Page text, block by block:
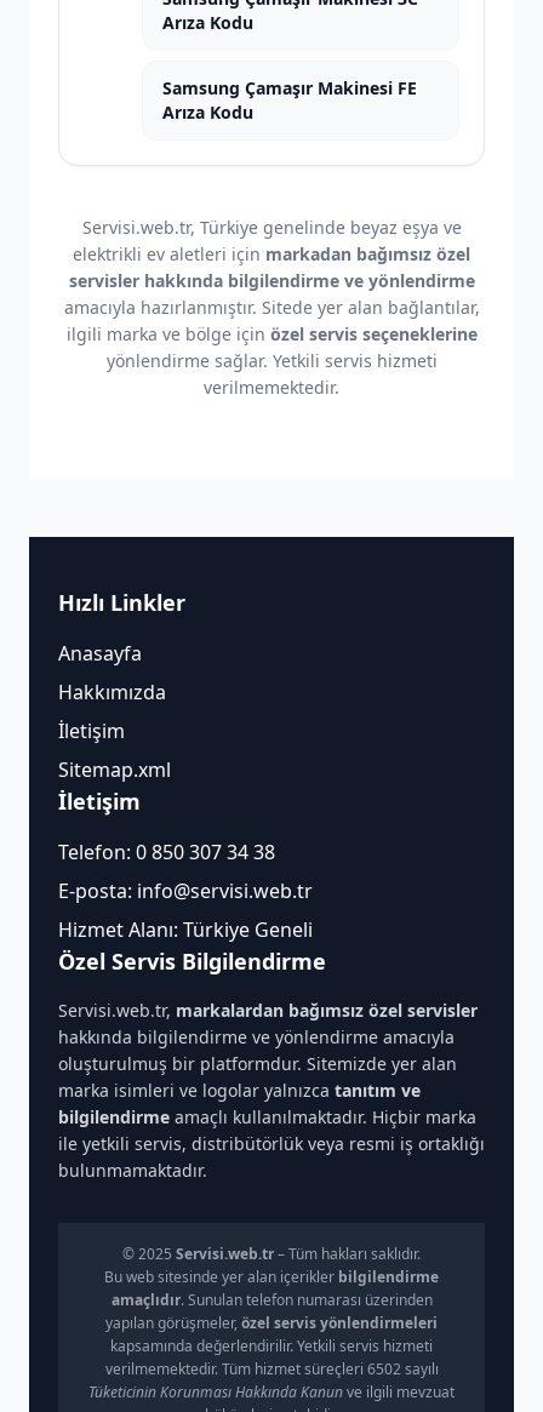
Arıza Kodu
Samsung Çamaşır Makinesi FE
Arıza Kodu
Servisi.web.tr, Türkiye genelinde beyaz eşya ve
elektrikli ev aletleri için markadan bağımsız özel
servisler hakkında bilgilendirme ve yönlendirme
amacıyla hazırlanmıştır. Sitede yer alan bağlantılar,
ilgili marka ve bölge için özel servis seçeneklerine
yönlendirme sağlar. Yetkili servis hizmeti
verilmemektedir.
Hızlı Linkler
Anasayfa
Hakkımızda
İletişim
Sitemap.xml
İletişim
Telefon: 0 850 307 34 38
E-posta: info@servisi.web.tr
Hizmet Alanı: Türkiye Geneli
Özel Servis Bilgilendirme
Servisi.web.tr, markalardan bağımsız özel servisler
hakkında bilgilendirme ve yönlendirme amacıyla
oluşturulmuş bir platformdur. Sitemizde yer alan
marka isimleri ve logolar yalnızca tanıtım ve
bilgilendirme amaçlı kullanılmaktadır. Hiçbir marka
ile yetkili servis, distribütörlük veya resmi iş ortaklığı
bulunmamaktadır.
© 2025 Servisi.web.tr– Tüm hakları saklıdır.
Bu web sitesinde yer alan içerikler bilgilendirme
amaçlıdır. Sunulan telefon numarası üzerinden
yapılan görüşmeler, özel servis yönlendirmeleri
kapsamında değerlendirilir. Yetkili servis hizmeti
verilmemektedir. Tüm hizmet süreçleri 6502 sayılı
Tüketicinin Korunması Hakkında Kanunve ilgili mevzuat